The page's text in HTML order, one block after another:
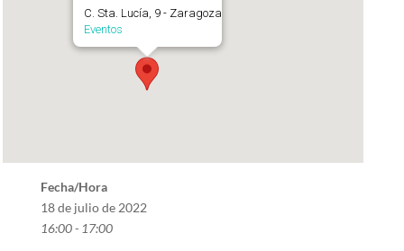
C. Sta. Lucía, 9 - Zaragoza
Eventos
Fecha/Hora
18 de julio de 2022
16:00 - 17:00